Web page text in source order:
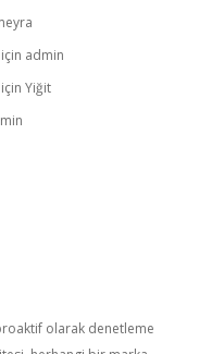
admin
Yiğit
olarak denetleme